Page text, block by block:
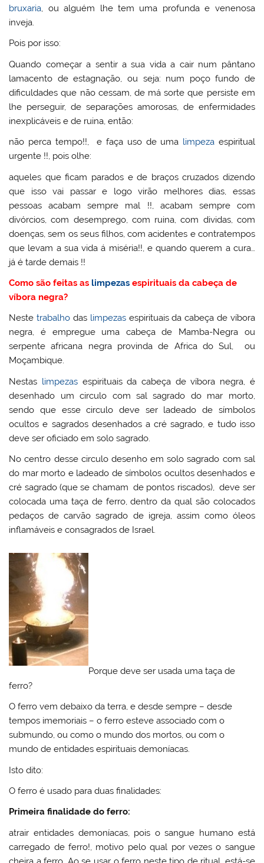
bruxaria, ou alguém lhe tem uma profunda e venenosa
inveja.
Pois por isso:
Quando começar a sentir a sua vida a cair num pântano
lamacento de estagnação, ou seja: num poço fundo de
dificuldades que não cessam, de má sorte que persiste em
lhe perseguir, de separações amorosas, de enfermidades
inexplicáveis e de ruina, então:
não perca tempo!!, e faça uso de uma limpeza espiritual
urgente !!, pois olhe:
aqueles que ficam parados e de braços cruzados dizendo
que isso vai passar e logo virão melhores dias, essas
pessoas acabam sempre mal !!, acabam sempre com
divórcios, com desemprego, com ruina, com dividas, com
doenças, sem os seus filhos, com acidentes e contratempos
que levam a sua vida á miséria!!, e quando querem a cura…
já é tarde demais !!
Como são feitas aslimpezas espirituais da cabeça de
víbora negra?
Nestetrabalho das limpezasespirituais da cabeça de víbora
negra, é empregue uma cabeça de Mamba-Negra ou
serpente africana negra provinda de Africa do Sul, ou
Moçambique.
Nestas limpezasespirituais da cabeça de víbora negra, é
desenhado um circulo com sal sagrado do mar morto,
sendo que esse circulo deve ser ladeado de símbolos
ocultos e sagrados desenhados a cré sagrado, e tudo isso
deve ser oficiado em solo sagrado.
No centro desse circulo desenho em solo sagrado com sal
do mar morto e ladeado de símbolos ocultos desenhados e
cré sagrado (que se chamam de pontos riscados), deve ser
colocada uma taça de ferro, dentro da qual são colocados
pedaços de carvão sagrado de igreja, assim como óleos
inflamáveis e consagrados de Israel.
Porque deve ser usada uma taça de
ferro?
O ferro vem debaixo da terra, e desde sempre – desde
tempos imemoriais – o ferro esteve associado com o
submundo, ou como o mundo dos mortos, ou com o
mundo de entidades espirituais demoníacas.
Isto dito:
O ferro é usado para duas finalidades:
Primeira finalidade do ferro:
atrair entidades demoníacas, pois o sangue humano está
carregado de ferro!, motivo pelo qual por vezes o sangue